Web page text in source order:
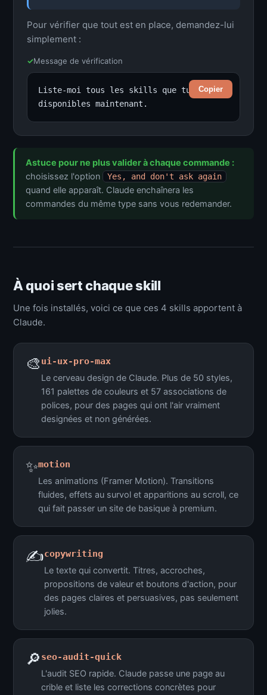
Pour vérifier que tout est en place, demandez-lui
simplement :
✓Message de vérification
Copier
Liste-moi tous les skills que tu as de
disponibles maintenant.
Astuce pour ne plus valider à chaque commande :
choisissez l'option
Yes, and don't ask again
quand elle apparaît. Claude enchaînera les
commandes du même type sans vous redemander.
À quoi sert chaque skill
Une fois installés, voici ce que ces 4 skills apportent à
Claude.
🎨 ui-ux-pro-max
Le cerveau design de Claude. Plus de 50 styles,
161 palettes de couleurs et 57 associations de
polices, pour des pages qui ont l'air vraiment
designées et non générées.
✨motion
Les animations (Framer Motion). Transitions
fluides, effets au survol et apparitions au scroll, ce
qui fait passer un site de basique à premium.
✍️copywriting
Le texte qui convertit. Titres, accroches,
propositions de valeur et boutons d'action, pour
des pages claires et persuasives, pas seulement
jolies.
🔎 seo-audit-quick
L'audit SEO rapide. Claude passe une page au
crible et liste les corrections concrètes pour